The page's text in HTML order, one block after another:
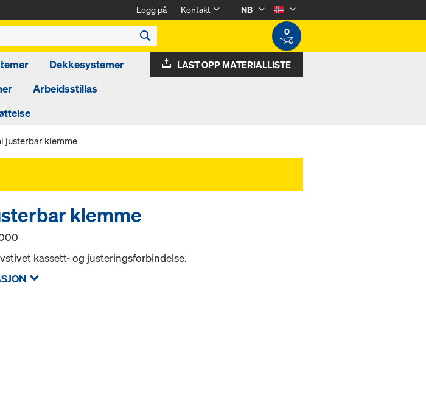
Logg på Kontakt
NB
0
Dekkesystemer
Arbeidsstillas
LAST OPP MATERIALLISTE
justerbar klemme
klemme
kassett- og justeringsforbindelse.